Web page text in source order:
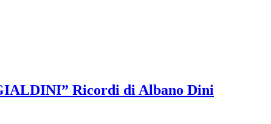
Ricordi di Albano Dini